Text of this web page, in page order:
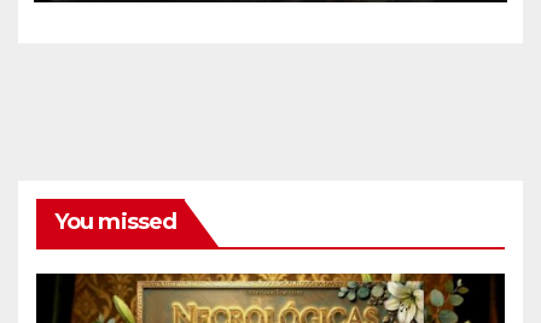
You missed